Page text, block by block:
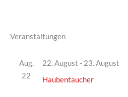
Veranstaltungen
Aug.
22
22. August - 23. August
Haubentaucher